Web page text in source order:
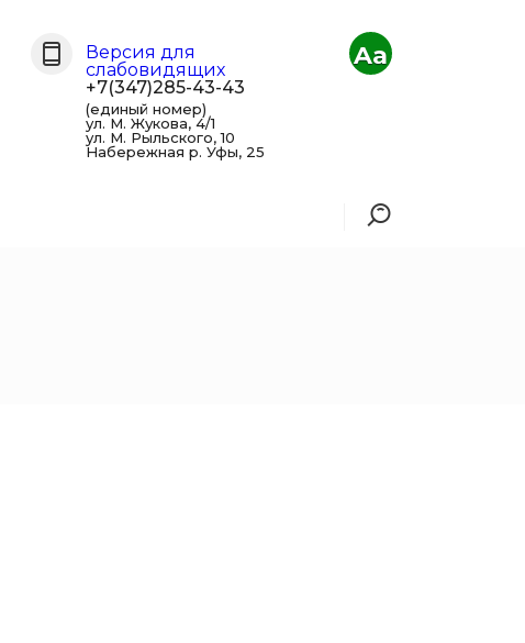
Версия для
слабовидящих
+7(347)285-43-43
(единый номер)
ул. М. Жукова, 4/1
ул. М. Рыльского, 10
Набережная р. Уфы, 25
Aa